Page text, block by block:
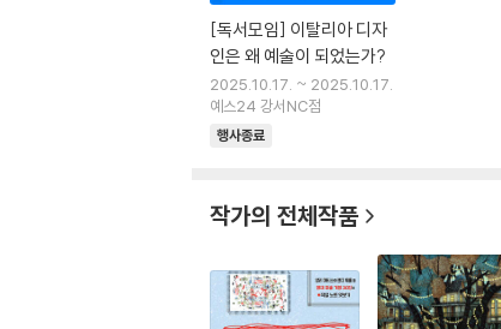
[독서모임] 이탈리아 디자
인은 왜 예술이 되었는가?
2025.10.17. ~ 2025.10.17.
예스24 강서NC점
행사종료
작가의 전체작품